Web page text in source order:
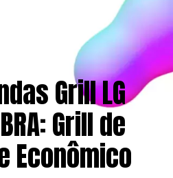
Grill LG
Grill de
Econômico